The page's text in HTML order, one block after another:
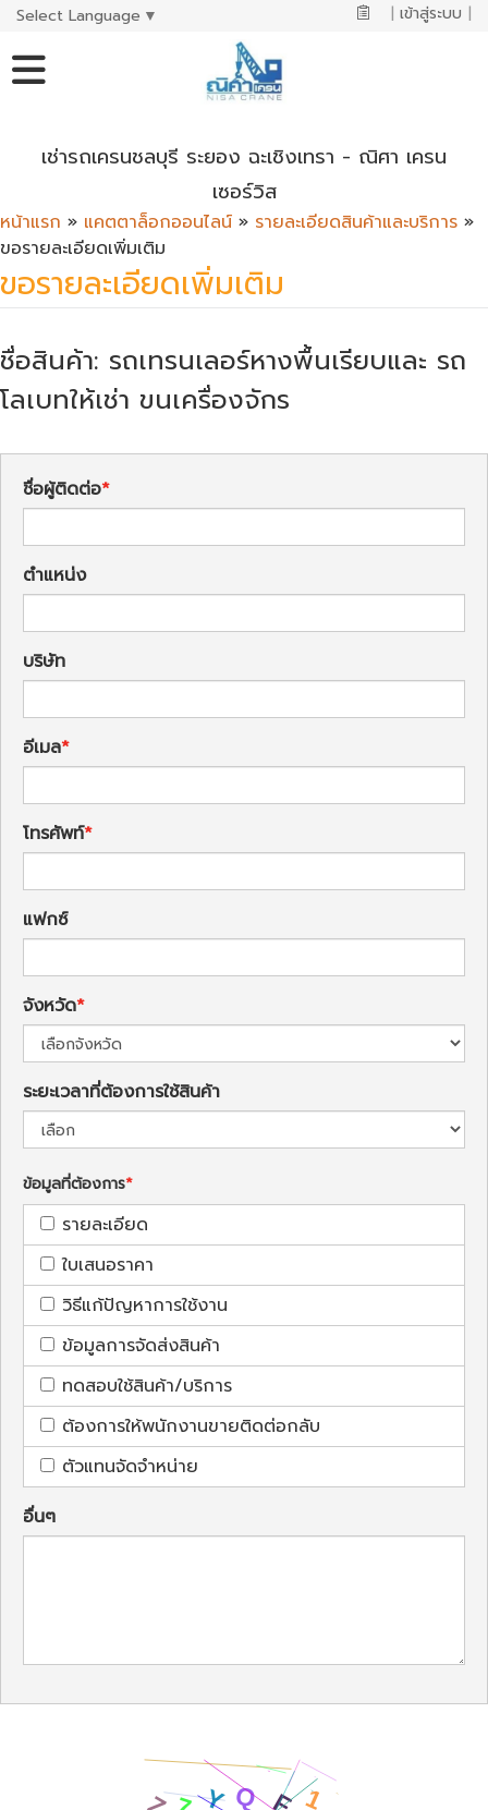
Select Language ▼ | เข้าสู่ระบบ |
เช่ารถเครนชลบุรี ระยอง ฉะเชิงเทรา - ณิศา เครน
เซอร์วิส
หน้าแรก » แคตตาล็อกออนไลน์ » รายละเอียดสินค้าและบริการ »
ขอรายละเอียดเพิ่มเติม
ขอรายละเอียดเพิ่มเติม
ชื่อสินค้า: รถเทรนเลอร์หางพื้นเรียบและ รถ
โลเบทให้เช่า ขนเครื่องจักร
ชื่อผู้ติดต่อ
ตำแหน่ง
บริษัท
อีเมล
โทรศัพท์
แฟกซ์
จังหวัด
ระยะเวลาที่ต้องการใช้สินค้า
ข้อมูลที่ต้องการ
รายละเอียด
ใบเสนอราคา
วิธีแก้ปัญหาการใช้งาน
ข้อมูลการจัดส่งสินค้า
ทดสอบใช้สินค้า/บริการ
ต้องการให้พนักงานขายติดต่อกลับ
ตัวแทนจัดจำหน่าย
อื่นๆ